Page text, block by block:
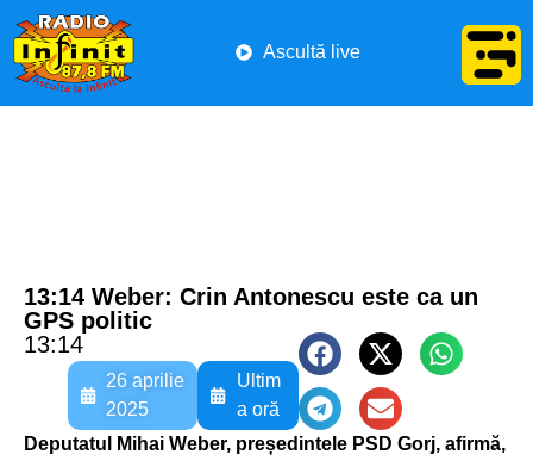
Ascultă live
13:14 Weber: Crin Antonescu este ca un
GPS politic
13:14
26 aprilie
2025
Ultim
a oră
Deputatul Mihai Weber, președintele PSD Gorj, afirmă,